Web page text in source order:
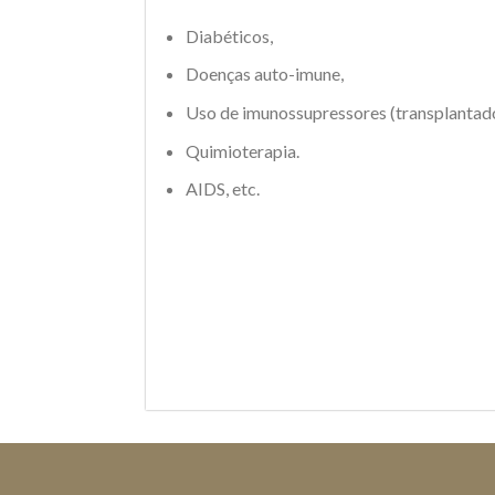
Diabéticos,
Doenças auto-imune,
Uso de imunossupressores
Quimioterapia.
AIDS, etc.